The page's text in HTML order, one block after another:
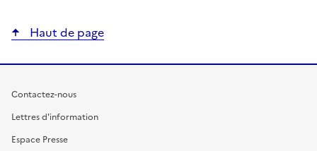
Haut de page
Contactez-nous
Lettres d'information
Espace Presse